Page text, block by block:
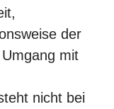
der
mit
nicht bei